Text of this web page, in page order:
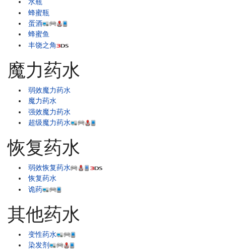
蜂蜜瓶
蛋酒
蜂蜜鱼
丰饶之角
魔力药水
弱效魔力药水
魔力药水
强效魔力药水
超级魔力药水
恢复药水
弱效恢复药水
恢复药水
诡药
其他药水
变性药水
染发剂